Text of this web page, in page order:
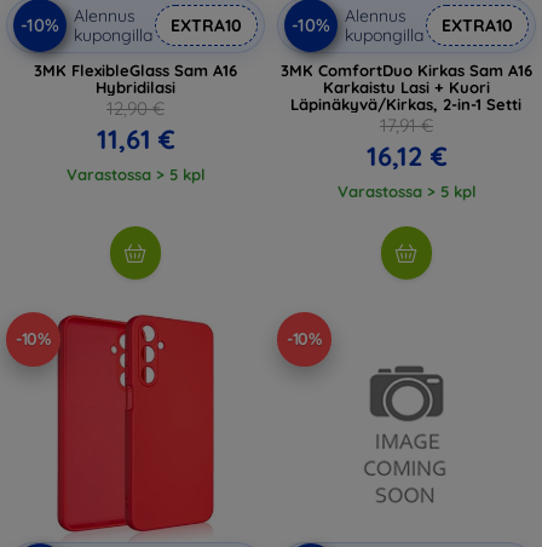
-10%
Alennus
kupongilla
EXTRA10
3MK FlexibleGlass Sam A16
Hybridilasi
12,90 €
11,61 €
Varastossa > 5 kpl
-10%
Alennus
kupongilla
EXTRA10
3MK ComfortDuo Kirkas Sam A16
Karkaistu Lasi + Kuori
Läpinäkyvä/Kirkas, 2-in-1 Setti
17,91 €
16,12 €
Varastossa > 5 kpl
-10% -10%